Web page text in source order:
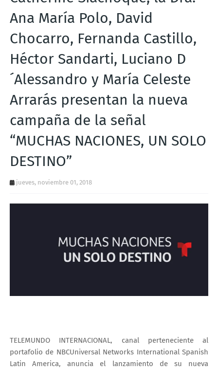
T
S
Ana María Polo, David
Chocarro, Fernanda Castillo,
Héctor Sandarti, Luciano D
´Alessandro y María Celeste
Arrarás presentan la nueva
campaña de la señal
“MUCHAS NACIONES, UN SOLO
DESTINO”
jueves, noviembre 01, 2018
TELEMUNDO INTERNACIONAL, canal perteneciente al
portafolio de NBCUniversal Networks International Spanish
Latin America, anuncia el lanzamiento de su nueva